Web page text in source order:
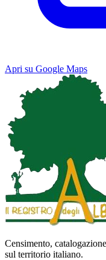
Apri su Google Maps
Map
Censimento,
sul territorio italiano.